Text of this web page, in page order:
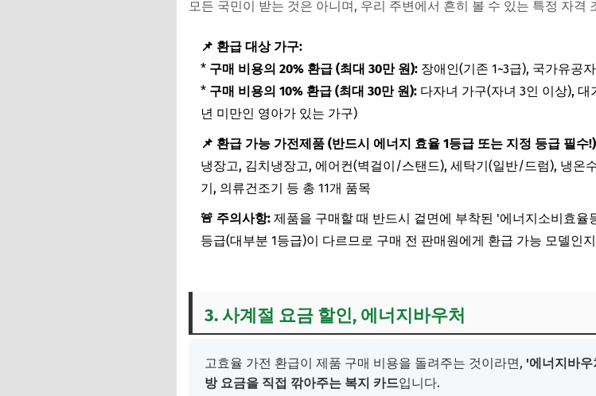
모든 국민이 받는 것은 아니며, 우리 주변에서 흔히 볼 수 있는 특정 자격
📌 환급 대상 가구:
* 구매 비용의 20% 환급 (최대 30만 원): 장애인(기존 1~3급), 국가유공
* 구매 비용의 10% 환급 (최대 30만 원): 다자녀 가구(자녀 3인 이상),
년 미만인 영아가 있는 가구)
📌 환급 가능 가전제품 (반드시 에너지 효율 1등급 또는 지정 등급 필수
냉장고, 김치냉장고, 에어컨(벽걸이/스탠드), 세탁기(일반/드럼), 냉온
기, 의류건조기 등 총 11개 품목
🚨 주의사항: 제품을 구매할 때 반드시 겉면에 부착된 '에너지소비효
등급(대부분 1등급)이 다르므로 구매 전 판매원에게 환급 가능 모델인
3. 사계절 요금 할인, 에너지바우처
고효율 가전 환급이 제품 구매 비용을 돌려주는 것이라면, '에너지바우
방 요금을 직접 깎아주는 복지 카드입니다.